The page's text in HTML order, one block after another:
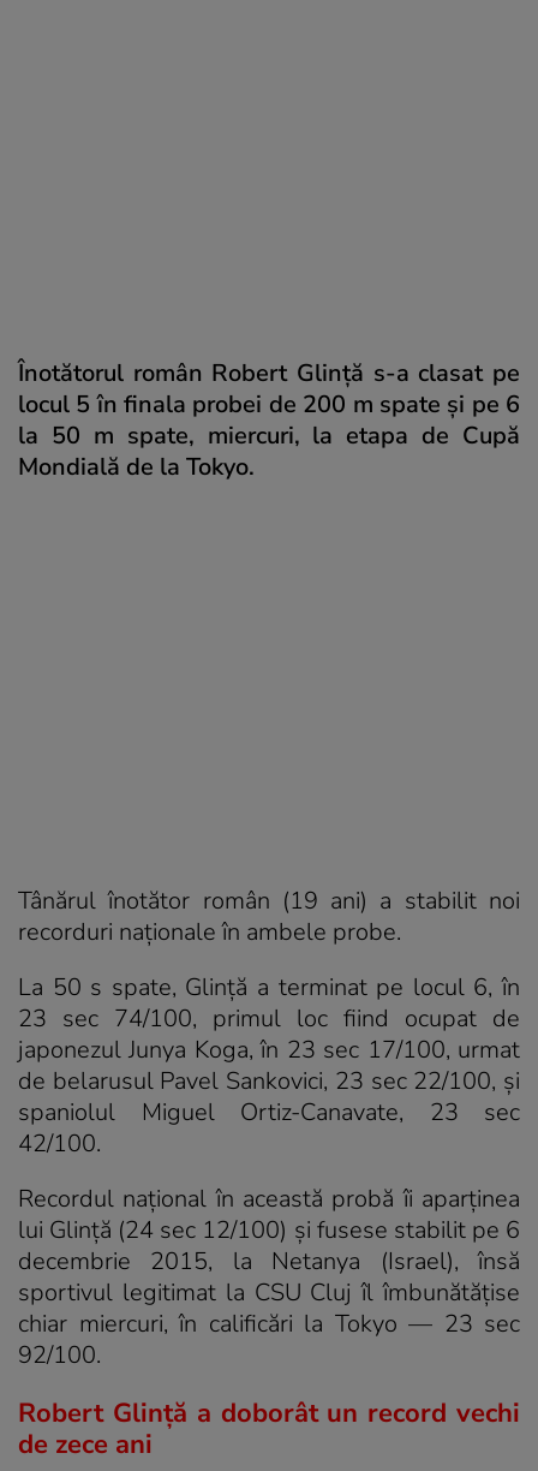
Înotătorul român Robert Glință s-a clasat pe
locul 5 în finala probei de 200 m spate și pe 6
la 50 m spate, miercuri, la etapa de Cupă
Mondială de la Tokyo.
Tânărul înotător român (19 ani) a stabilit noi
recorduri naționale în ambele probe.
La 50 s spate, Glință a terminat pe locul 6, în
23 sec 74/100, primul loc fiind ocupat de
japonezul Junya Koga, în 23 sec 17/100, urmat
de belarusul Pavel Sankovici, 23 sec 22/100, și
spaniolul Miguel Ortiz-Canavate, 23 sec
42/100.
Recordul național în această probă îi aparținea
lui Glință (24 sec 12/100) și fusese stabilit pe 6
decembrie 2015, la Netanya (Israel), însă
sportivul legitimat la CSU Cluj îl îmbunătățise
chiar miercuri, în calificări la Tokyo — 23 sec
92/100.
Robert Glinţă a doborât un record vechi
de zece ani